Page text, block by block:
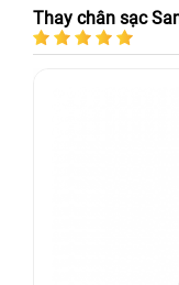
Thay chân sạc